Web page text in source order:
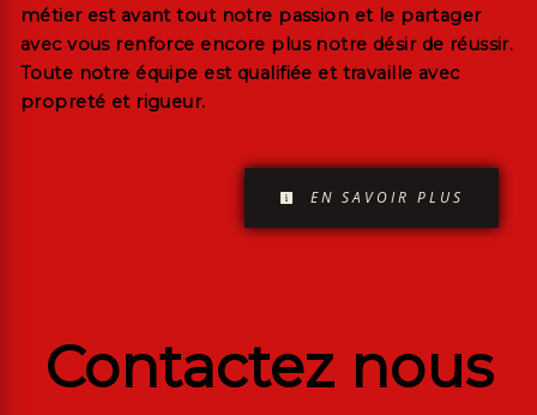
métier est avant tout notre passion et le partager
avec vous renforce encore plus notre désir de réussir.
Toute notre équipe est qualifiée et travaille avec
propreté et rigueur.
EN SAVOIR PLUS
Contactez nous